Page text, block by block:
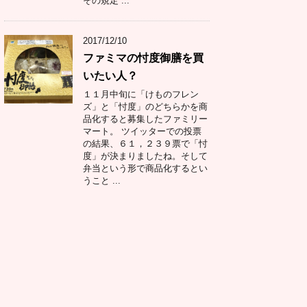
2017/12/10
ファミマの忖度御膳を買
いたい人？
１１月中旬に「けものフレン
ズ」と「忖度」のどちらかを商
品化すると募集したファミリー
マート。 ツイッターでの投票
の結果、６１，２３９票で「忖
度」が決まりましたね。そして
弁当という形で商品化するとい
うこと ...